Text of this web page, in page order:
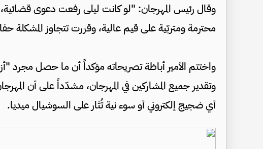
وقال رئيس المهرجان: "لو كانت ليلى رفعت دعوى
محترمة ومتربّية على قيم عالية، وقررت تتجاوز المشكلة
واختتم الأمير أباظة تصريحاته مؤكداً أن ما حصل مجرد
وتقدير جميع المشاركين في المهرجان، مشدّداً على أن
أي ضجيج إلكتروني أو سوء نية تُثار على السوشيال ميديا.